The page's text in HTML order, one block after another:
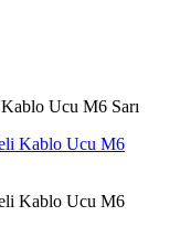
Ucu M6 Sarı